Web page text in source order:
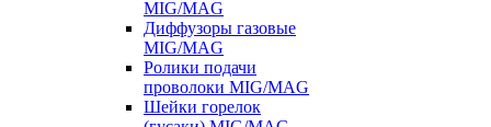
MIG/MAG
Диффузоры газовые
MIG/MAG
Ролики подачи
проволоки MIG/MAG
Шейки горелок